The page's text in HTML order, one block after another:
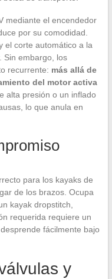
mediante el encendedor
por su comodidad.
el corte automático a la
Sin embargo, los
recurrente: más allá de
del motor activa
alta presión o un inflado
lo que anula en
para los kayaks de
de los brazos. Ocupa
kayak dropstitch,
requerida requiere un
fácilmente bajo
y